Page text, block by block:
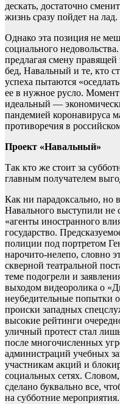
дескать, достаточно
жизнь сразу пойдет на лад.
Однако эта позиция не
социального
предлагая смену правящей
бед, Навальный и те, кто
успеха пытаются
ее в нужное русло.
идеальный —
пандемией коронавируса
противоречия в
Проект «Навальный»
Так кто же стоит за
главным получателем
Как ни парадоксально, но
Навального выступили не
«агенты иностранного
государство.
полиции под портретом
нарочито-нелепо, словно
скверной театральной
теме подогрели и
выходом видеоролика о
неубедительные попытки
происки западных
высокие рейтинги
уличный протест стал
после многочисленных
администраций учебных
участникам акций и
социальных сетях.
сделано буквально все,
на субботние мероприятия.